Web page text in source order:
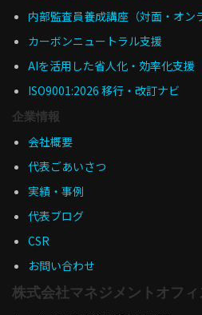
内部監査員養成講座（対面・オン
カーボンニュートラル支援
AIを活用した省人化・効率化支援
ISO9001:2026 移行・改訂ナビ
企業情報
会社概要
代表ごあいさつ
実績・事例
代表ブログ
CSR
お問い合わせ
株式会社マネジメントオフィ